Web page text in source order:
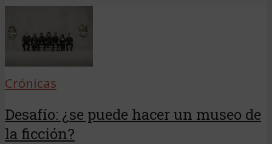
Crónicas
Desafío: ¿se puede hacer un museo de
la ficción?